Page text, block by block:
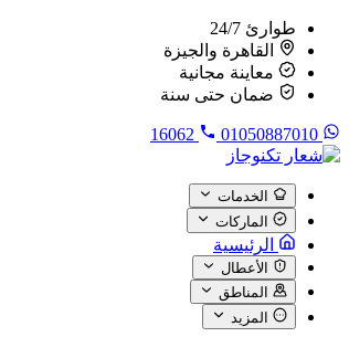
طوارئ 24/7
القاهرة والجيزة
معاينة مجانية
ضمان حتى سنة
01050887010
16062
الخدمات
الماركات
الرئيسية
الأعطال
المناطق
المزيد